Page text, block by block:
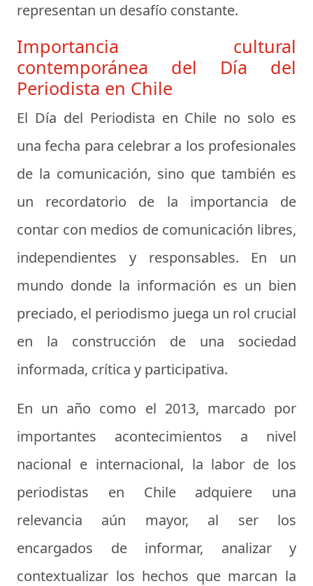
representan un desafío constante.
Importancia cultural
contemporánea del Día del
Periodista en Chile
El Día del Periodista en Chile no solo es
una fecha para celebrar a los profesionales
de la comunicación, sino que también es
un recordatorio de la importancia de
contar con medios de comunicación libres,
independientes y responsables. En un
mundo donde la información es un bien
preciado, el periodismo juega un rol crucial
en la construcción de una sociedad
informada, crítica y participativa.
En un año como el 2013, marcado por
importantes acontecimientos a nivel
nacional e internacional, la labor de los
periodistas en Chile adquiere una
relevancia aún mayor, al ser los
encargados de informar, analizar y
contextualizar los hechos que marcan la